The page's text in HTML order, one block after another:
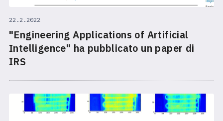
22.2.2022
"Engineering Applications of Artificial
Intelligence" ha pubblicato un paper di
IRS